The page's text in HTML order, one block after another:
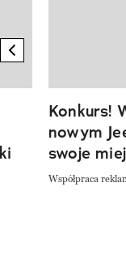
previous element
Konkurs!
nowym
swoje
Współpraca